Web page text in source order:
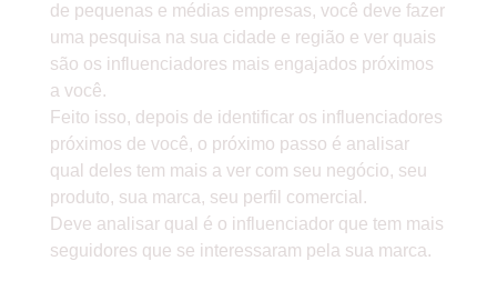
de pequenas e médias empresas, você deve fazer
uma pesquisa na sua cidade e região e ver quais
são os influenciadores mais engajados próximos
a você.
Feito isso, depois de identificar os influenciadores
próximos de você, o próximo passo é analisar
qual deles tem mais a ver com seu negócio, seu
produto, sua marca, seu perfil comercial.
Deve analisar qual é o influenciador que tem mais
seguidores que se interessaram pela sua marca.